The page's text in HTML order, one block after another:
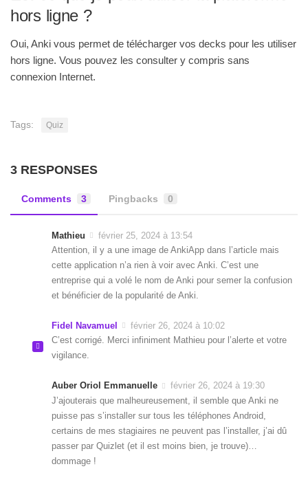
hors ligne ?
Oui, Anki vous permet de télécharger vos decks pour les utiliser
hors ligne. Vous pouvez les consulter y compris sans
connexion Internet.
Tags: Quiz
3 RESPONSES
Comments 3 Pingbacks 0
Mathieu
février 25, 2024 à 13:54
Attention, il y a une image de AnkiApp dans l’article mais
cette application n’a rien à voir avec Anki. C’est une
entreprise qui a volé le nom de Anki pour semer la confusion
et bénéficier de la popularité de Anki.
Fidel Navamuel
février 26, 2024 à 10:02
C’est corrigé. Merci infiniment Mathieu pour l’alerte et votre
vigilance.
Auber Oriol Emmanuelle
février 26, 2024 à 19:30
J’ajouterais que malheureusement, il semble que Anki ne
puisse pas s’installer sur tous les téléphones Android,
certains de mes stagiaires ne peuvent pas l’installer, j’ai dû
passer par Quizlet (et il est moins bien, je trouve)…
dommage !